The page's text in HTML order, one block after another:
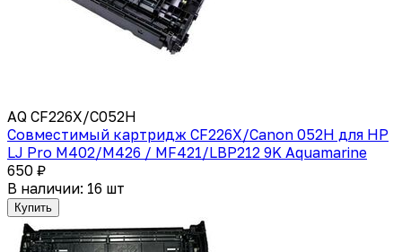
AQ CF226X/C052H
Совместимый картридж CF226X/Canon 052H для HP
LJ Pro M402/M426 / MF421/LBP212 9K Aquamarine
650 ₽
В наличии: 16 шт
Купить